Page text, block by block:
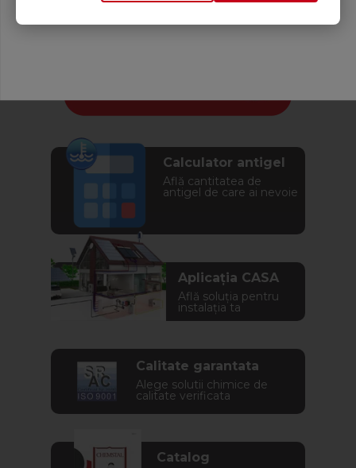
Calculator antigel
Află cantitatea de
antigel de care ai nevoie
Aplicația CASA
Află soluția pentru
instalația ta
Calitate garantata
Alege solutii chimice de
calitate verificata
Catalog